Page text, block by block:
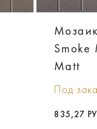
Smoke
Matt
Под
835,27